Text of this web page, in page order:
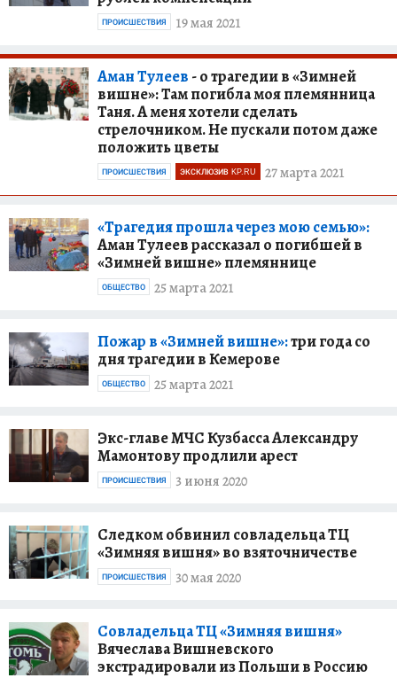
19 мая 2021
ПРОИСШЕСТВИЯ
Аман Тулеев - о трагедии в «Зимней
вишне»: Там погибла моя племянница
Таня. А меня хотели сделать
стрелочником. Не пускали потом даже
положить цветы
27 марта 2021
ПРОИСШЕСТВИЯ ЭКСКЛЮЗИВ KP.RU
«Трагедия прошла через мою семью»:
Аман Тулеев рассказал о погибшей в
«Зимней вишне» племяннице
25 марта 2021
ОБЩЕСТВО
Пожар в «Зимней вишне»:три года со
дня трагедии в Кемерове
25 марта 2021
ОБЩЕСТВО
Экс-главе МЧС Кузбасса Александру
Мамонтову продлили арест
3 июня 2020
ПРОИСШЕСТВИЯ
Следком обвинил совладельца ТЦ
«Зимняя вишня» во взяточничестве
30 мая 2020
ПРОИСШЕСТВИЯ
Совладельца ТЦ «Зимняя вишня»
Вячеслава Вишневского
экстрадировали из Польши в Россию